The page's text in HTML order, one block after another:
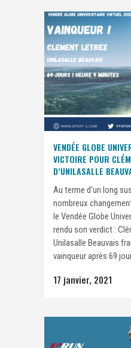
VENDÉE GLOBE
VICTOIRE POUR
D’UNILASALLE
Au terme d'un long
nombreux
le Vendée Globe
rendu son verdict :
Unilasalle Beauvais
vainqueur après 69
17 janvier, 2021